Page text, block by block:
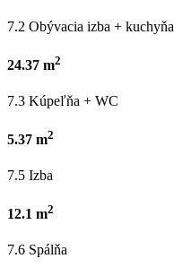
7.2 Obývacia izba + kuchyňa
24.37 m2
7.3 Kúpeľňa + WC
5.37 m2
7.5 Izba
12.1 m2
7.6 Spálňa